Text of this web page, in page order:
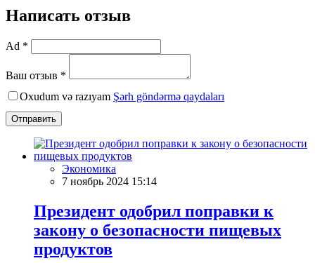
Написать отзыв
Ad *
Ваш отзыв *
Oxudum və razıyam Şərh göndərmə qaydaları
Отправить
Экономика
7 ноябрь 2024 15:14
Президент одобрил поправки к
закону о безопасности пищевых
продуктов